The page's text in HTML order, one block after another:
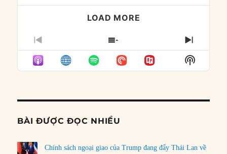
LOAD MORE
PREVIOUS
EPISODE
SHOW
EPISODES
LIST
NEXT
Show
Podcast
BÀI ĐƯỢC ĐỌC NHIỀU
Chính sách ngoại giao của Trump đang đẩy Thái Lan về